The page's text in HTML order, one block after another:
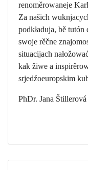
renoměrowaneje
Za našich
podkładuja, bě tutón
swoje rěčne
situacijach
kak žiwe a
srjedźoeuropskim
PhDr. Jana Štillerová